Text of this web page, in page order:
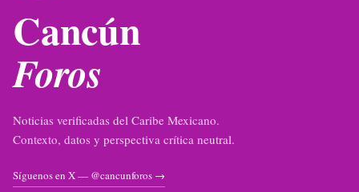
Cancún
Foros
Noticias verificadas del Caribe Mexicano.
Contexto, datos y perspectiva crítica neutral.
Síguenos en X — @cancunforos →